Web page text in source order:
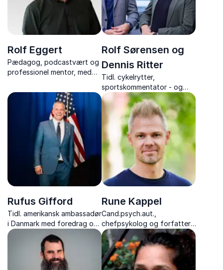
Rolf Eggert
Pædagog, podcastvært og
professionel mentor, med
mønsterbrud, relationer og
håb – baseret på en livsrejse
fra modgang til
meningsfuldhed.
Rolf Sørensen og
Dennis Ritter
Tidl. cykelrytter,
sportskommentator - og
TV-vært, med foredrag om
Touren, cykelsportens
hemmeligheder og
personlige anekdoter fra
cykellegenden og
kommentatoren.
Rufus Gifford
Tidl. amerikansk ambassadør
i Danmark med foredrag om
diplomati, mangfoldighed
og moderne lederskab.
Rune Kappel
Cand.psych.aut.,
chefpsykolog og forfatter,
der omsætter ny forskning
til inspirerende og praktisk
viden om psykologi, digital
trivsel og selvkontrol.